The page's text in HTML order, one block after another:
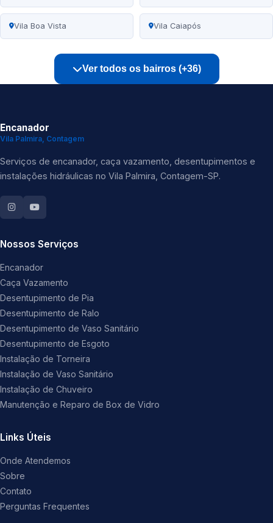
Vila Boa Vista Vila Caiapós
Ver todos os bairros (+36)
Encanador
Vila Palmira, Contagem
Serviços de encanador, caça vazamento, desentupimentos e
instalações hidráulicas no Vila Palmira, Contagem-SP.
Nossos Serviços
Encanador
Caça Vazamento
Desentupimento de Pia
Desentupimento de Ralo
Desentupimento de Vaso Sanitário
Desentupimento de Esgoto
Instalação de Torneira
Instalação de Vaso Sanitário
Instalação de Chuveiro
Manutenção e Reparo de Box de Vidro
Links Úteis
Onde Atendemos
Sobre
Contato
Perguntas Frequentes